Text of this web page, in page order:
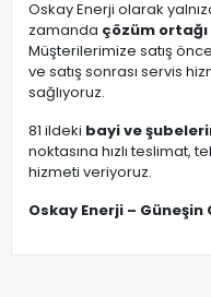
Oskay Enerji olarak
zamanda çözüm ortağı
Müşterilerimize satış
ve satış sonrası servis
sağlıyoruz.
81 ildeki bayi ve
noktasına hızlı teslimat,
hizmeti veriyoruz.
Oskay Enerji – Güneşin